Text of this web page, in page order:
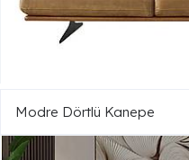
Modre Dörtlü Kanepe